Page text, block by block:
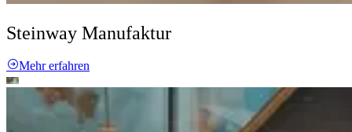
Steinway Manufaktur
Mehr erfahren